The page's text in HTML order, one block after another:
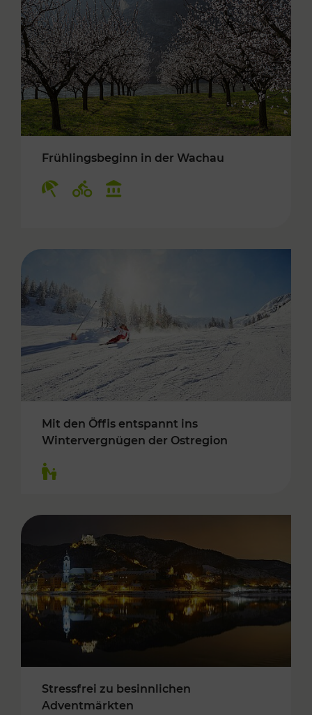
Frühlingsbeginn in der Wachau
Mit den Öffis entspannt ins
Wintervergnügen der Ostregion
Stressfrei zu besinnlichen
Adventmärkten